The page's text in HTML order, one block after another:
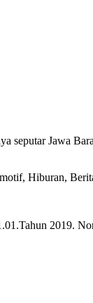
seputar Jawa
Hiburan,
2019.